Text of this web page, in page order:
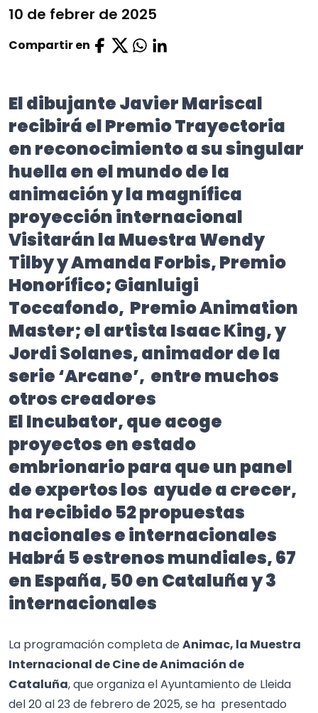
10 de febrer de 2025
Compartir en
El dibujante Javier Mariscal
recibirá el Premio Trayectoria
en reconocimiento a su singular
huella en el mundo de la
animación y la magnífica
proyección internacional
Visitarán la Muestra Wendy
Tilby y Amanda Forbis, Premio
Honorífico; Gianluigi
Toccafondo, Premio Animation
Master; el artista Isaac King, y
Jordi Solanes, animador de la
serie ‘Arcane’, entre muchos
otros creadores
El Incubator, que acoge
proyectos en estado
embrionario para que un panel
de expertos los ayude a crecer,
ha recibido 52 propuestas
nacionales e internacionales
Habrá 5 estrenos mundiales, 67
en España, 50 en Cataluña y 3
internacionales
La programación completa deAnimac, la Muestra
Internacional de Cine de Animación de
Cataluña, que organiza el Ayuntamiento de Lleida
del 20 al 23 de febrero de 2025, se ha presentado